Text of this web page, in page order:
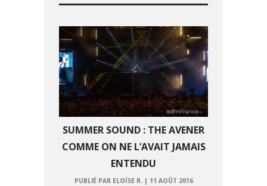
SUMMER SOUND : THE AVENER
COMME ON NE L’AVAIT JAMAIS
ENTENDU
PUBLIÉ PAR ELOÏSE R.| 11 AOÛT 2016